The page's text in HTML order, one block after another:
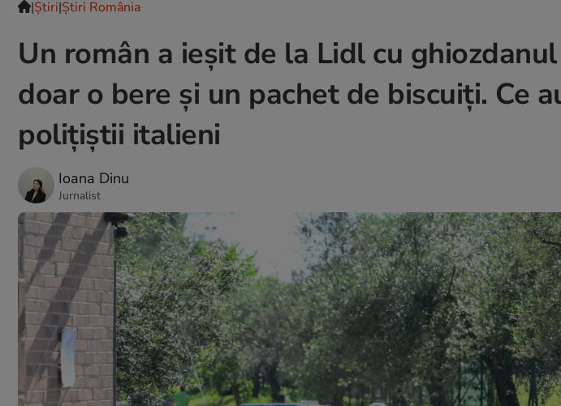
|Ştiri|Știri România
Un român a ieșit de la Lidl cu
doar o bere și un pachet de biscuiți. Ce
polițiștii italieni
Ioana Dinu
Jurnalist